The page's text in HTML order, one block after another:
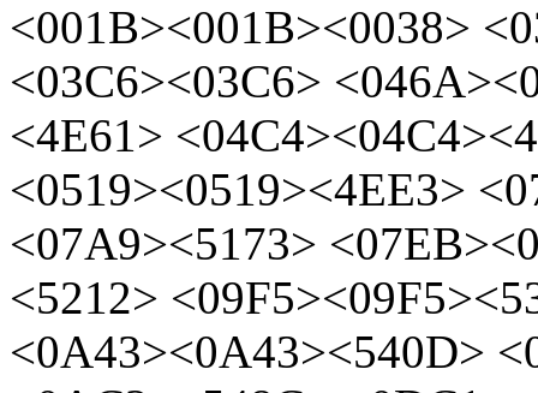
<001B><001B><0038>
<03C6><03C6>
<4E61>
<0519><0519><4EE3>
<07A9><5173>
<5212>
<0A43><0A43><540D>